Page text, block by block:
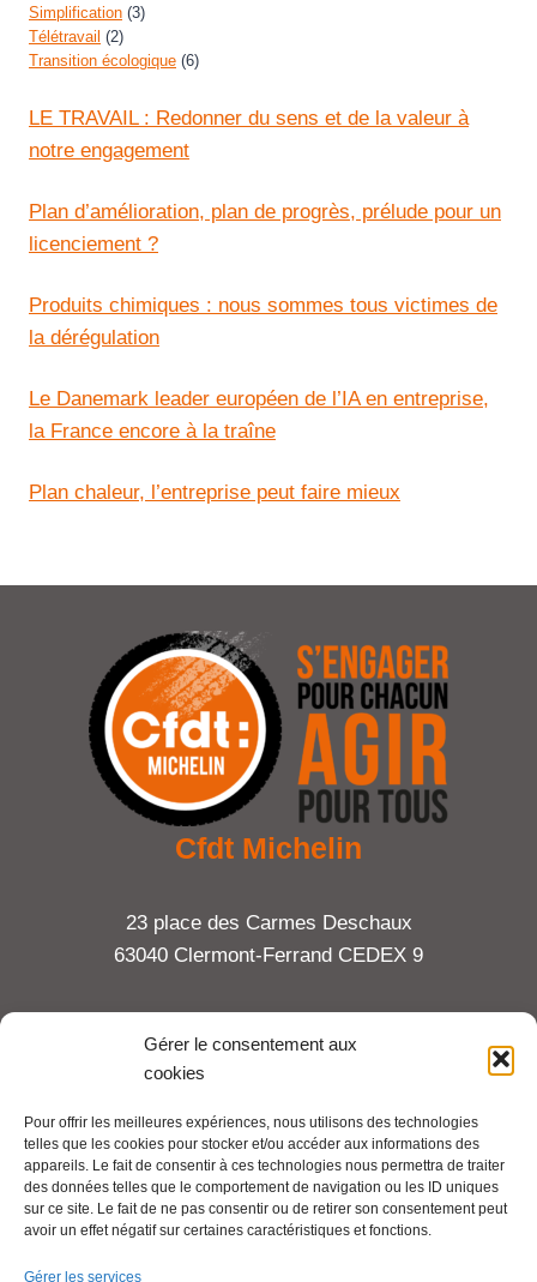
Gérer le consentement aux
cookies
Pour offrir les meilleures expériences, nous utilisons des technologies
telles que les cookies pour stocker et/ou accéder aux informations des
appareils. Le fait de consentir à ces technologies nous permettra de traiter
des données telles que le comportement de navigation ou les ID uniques
sur ce site. Le fait de ne pas consentir ou de retirer son consentement peut
avoir un effet négatif sur certaines caractéristiques et fonctions.
Gérer les services
Simplification (3)
Télétravail (2)
Transition écologique (6)
LE TRAVAIL : Redonner du sens et de la valeur à
notre engagement
Plan d’amélioration, plan de progrès, prélude pour un
licenciement ?
Produits chimiques : nous sommes tous victimes de
la dérégulation
Le Danemark leader européen de l’IA en entreprise,
la France encore à la traîne
Plan chaleur, l’entreprise peut faire mieux
Cfdt Michelin
23 place des Carmes Deschaux
63040 Clermont-Ferrand CEDEX 9
Tel : 06 65 27 23 81
Mentions légales
Pour aller plus loin :